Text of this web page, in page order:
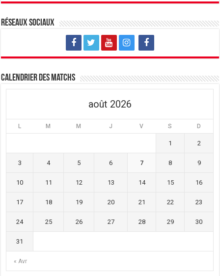
Réseaux sociaux
Calendrier des matchs
août 2026
L M M J V S D
« Avr
1 2
3 4 5 6 7 8 9
10 11 12 13 14 15 16
17 18 19 20 21 22 23
24 25 26 27 28 29 30
31